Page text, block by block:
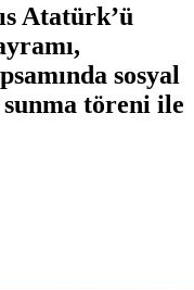
Atatürk’ü
sosyal
töreni ile